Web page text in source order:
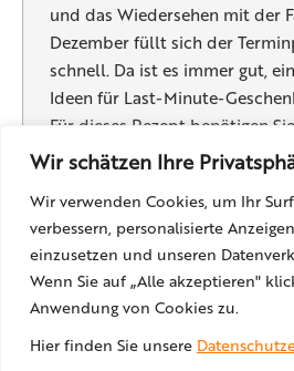
Wir schätzen Ihre
Wir verwenden Cookies, um Ihr
verbessern, personalisierte
einzusetzen und unseren
Wenn Sie auf „Alle akzeptieren"
Anwendung von Cookies zu.
Hier finden Sie unsere
und das Wiedersehen mit der
Dezember füllt sich der
schnell. Da ist es immer gut,
Ideen für Last-Minute-
Für dieses Rezept benötigen
Zutaten, die nach Wunsch
können und mit denen sich
← 2 3